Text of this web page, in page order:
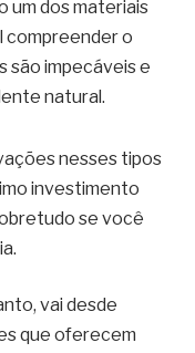
um dos materiais
compreender o
são impecáveis e
natural.
nesses tipos
investimento
se você
vai desde
que oferecem